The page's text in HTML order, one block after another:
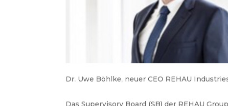
Dr. Uwe Böhlke, neuer CEO REHAU
Das Supervisory Board (SB) der REHAU